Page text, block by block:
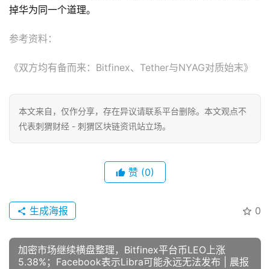
掉华为同一个道理。
参考资料：
《双方均有备而来：Bitfinex、Tether与NYAG对质始末》
本文来自 ，仅作分享，存在异议请联系平台删除。本文观点不
代表刺猬财经 - 刺猬区块链资讯站立场。
赞 (0)
0
生成海报
加密市场继续横盘整理，Bitfinex平台币LEO上涨
5.38%；Facebook表示Libra可能永远无法发布 | 晨报